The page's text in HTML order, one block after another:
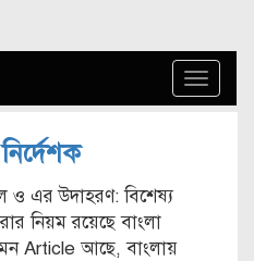
Toggle
ও এর উদাহরণ: বিশেষ্য
নিয়ম রয়েছে বাংলা
Article আছে, বাংলায়